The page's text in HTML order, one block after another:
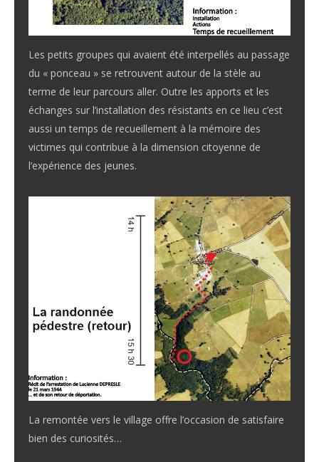
Les petits groupes qui avaient été interpellés au passage
du « ponceau » se retrouvent autour de la stèle au
terme de leur parcours aller. Outre les apports et les
échanges sur l’installation des résistants en ce lieu c’est
aussi un temps de recueillement à la mémoire des
victimes qui contribue à la dimension citoyenne de
l’expérience des jeunes.
La remontée vers le village offre l’occasion de satisfaire
bien des curiosités…